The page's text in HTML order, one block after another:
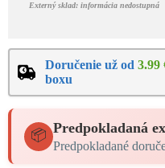
Externý sklad: informácia nedostupná
Doručenie už od 3.99
boxu
📦 Predpokladaná
Predpokladané